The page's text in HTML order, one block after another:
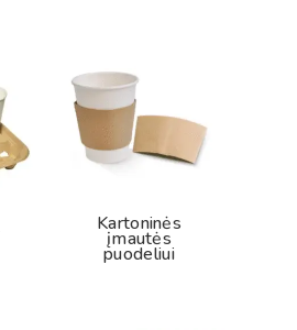
Kartoninės
įmautės
puodeliui